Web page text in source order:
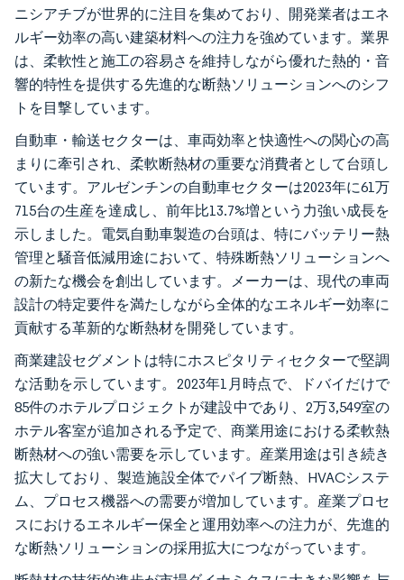
ニシアチブが世界的に注目を集めており、開発業者はエネ
ルギー効率の高い建築材料への注力を強めています。業界
は、柔軟性と施工の容易さを維持しながら優れた熱的・音
響的特性を提供する先進的な断熱ソリューションへのシフ
トを目撃しています。
自動車・輸送セクターは、車両効率と快適性への関心の高
まりに牽引され、柔軟断熱材の重要な消費者として台頭し
ています。アルゼンチンの自動車セクターは2023年に61万
715台の生産を達成し、前年比13.7%増という力強い成長を
示しました。電気自動車製造の台頭は、特にバッテリー熱
管理と騒音低減用途において、特殊断熱ソリューションへ
の新たな機会を創出しています。メーカーは、現代の車両
設計の特定要件を満たしながら全体的なエネルギー効率に
貢献する革新的な断熱材を開発しています。
商業建設セグメントは特にホスピタリティセクターで堅調
な活動を示しています。2023年1月時点で、ドバイだけで
85件のホテルプロジェクトが建設中であり、2万3,549室の
ホテル客室が追加される予定で、商業用途における柔軟熱
断熱材への強い需要を示しています。産業用途は引き続き
拡大しており、製造施設全体でパイプ断熱、HVACシステ
ム、プロセス機器への需要が増加しています。産業プロセ
スにおけるエネルギー保全と運用効率への注力が、先進的
な断熱ソリューションの採用拡大につながっています。